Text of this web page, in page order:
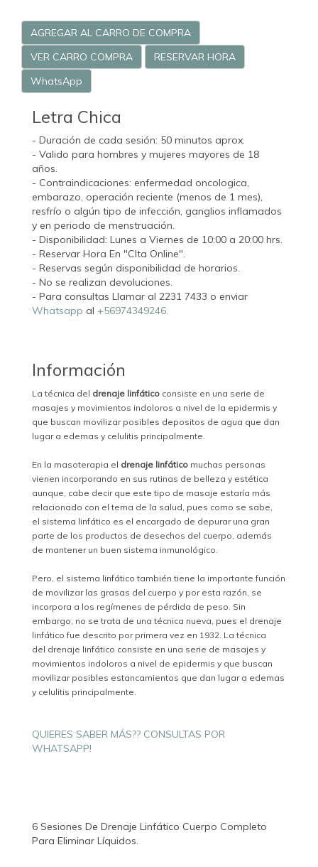
AGREGAR AL CARRO DE COMPRA
VER CARRO COMPRA
RESERVAR HORA
WhatsApp
Letra Chica
- Duración de cada sesión: 50 minutos aprox.
- Valido para hombres y mujeres mayores de 18
años.
- Contraindicaciones: enfermedad oncologica,
embarazo, operación reciente (menos de 1 mes),
resfrío o algún tipo de infección, ganglios inflamados
y en periodo de menstruación.
- Disponibilidad: Lunes a Viernes de 10:00 a 20:00 hrs.
- Reservar Hora En "CIta Online".
- Reservas según disponibilidad de horarios.
- No se realizan devoluciones.
- Para consultas Llamar al 2231 7433 o enviar
Whatsapp al +56974349246.
Información
La técnica del drenaje linfático consiste en una serie de
masajes y movimientos indoloros a nivel de la epidermis y
que buscan movilizar posibles depositos de agua que dan
lugar a edemas y celulitis principalmente.
En la masoterapia el drenaje linfático muchas personas
vienen incorporando en sus rutinas de belleza y estética
aunque, cabe decir que este tipo de masaje estaría más
relacionado con el tema de la salud, pues como se sabe,
el sistema linfático es el encargado de depurar una gran
parte de los productos de desechos del cuerpo, además
de mantener un buen sistema inmunológico.
Pero, el sistema linfático también tiene la importante función
de movilizar las grasas del cuerpo y por esta razón, se
incorpora a los regímenes de pérdida de peso. Sin
embargo, no se trata de una técnica nueva, pues el drenaje
linfático fue descrito por primera vez en 1932. La técnica
del drenaje linfático consiste en una serie de masajes y
movimientos indoloros a nivel de epidermis y que buscan
movilizar posibles estancamientos que dan lugar a edemas
y celulitis principalmente.
QUIERES SABER MÁS?? CONSULTAS POR
WHATSAPP!
6 Sesiones De Drenaje Linfático Cuerpo Completo
Para Eliminar Líquidos.